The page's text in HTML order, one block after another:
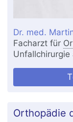
Dr. med.
Facharzt für
Unfallchirurgie
Orthopädie